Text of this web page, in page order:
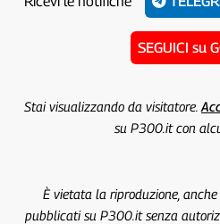
SEGUICI su
Stai visualizzando da visitatore.
su P300.it con
È vietata la riproduzione,
pubblicati su P300.it senza